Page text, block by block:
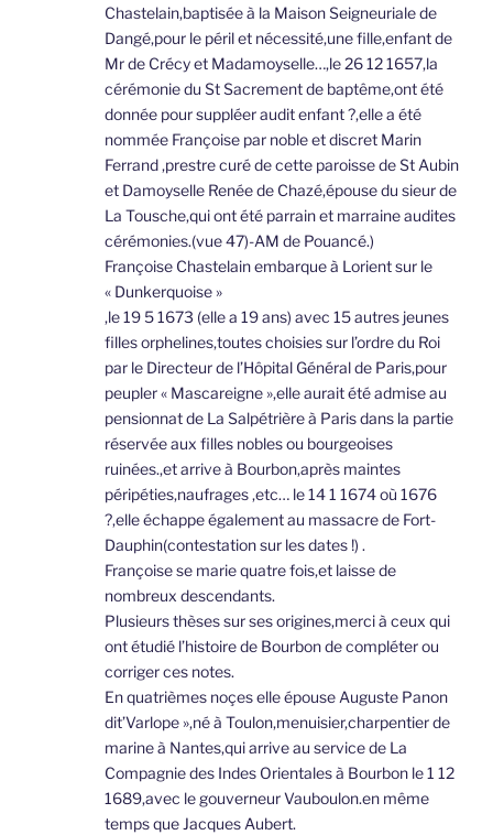
Chastelain,baptisée à la Maison Seigneuriale de
Dangé,pour le péril et nécessité,une fille,enfant de
Mr de Crécy et Madamoyselle…,le 26 12 1657,la
cérémonie du St Sacrement de baptême,ont été
donnée pour suppléer audit enfant ?,elle a été
nommée Françoise par noble et discret Marin
Ferrand ,prestre curé de cette paroisse de St Aubin
et Damoyselle Renée de Chazé,épouse du sieur de
La Tousche,qui ont été parrain et marraine audites
cérémonies.(vue 47)-AM de Pouancé.)
Françoise Chastelain embarque à Lorient sur le
« Dunkerquoise »
,le 19 5 1673 (elle a 19 ans) avec 15 autres jeunes
filles orphelines,toutes choisies sur l’ordre du Roi
par le Directeur de l’Hôpital Général de Paris,pour
peupler « Mascareigne »,elle aurait été admise au
pensionnat de La Salpétrière à Paris dans la partie
réservée aux filles nobles ou bourgeoises
ruinées.,et arrive à Bourbon,après maintes
péripéties,naufrages ,etc… le 14 1 1674 où 1676
?,elle échappe également au massacre de Fort-
Dauphin(contestation sur les dates !) .
Françoise se marie quatre fois,et laisse de
nombreux descendants.
Plusieurs thèses sur ses origines,merci à ceux qui
ont étudié l’histoire de Bourbon de compléter ou
corriger ces notes.
En quatrièmes noçes elle épouse Auguste Panon
dit’Varlope »,né à Toulon,menuisier,charpentier de
marine à Nantes,qui arrive au service de La
Compagnie des Indes Orientales à Bourbon le 1 12
1689,avec le gouverneur Vauboulon.en même
temps que Jacques Aubert.